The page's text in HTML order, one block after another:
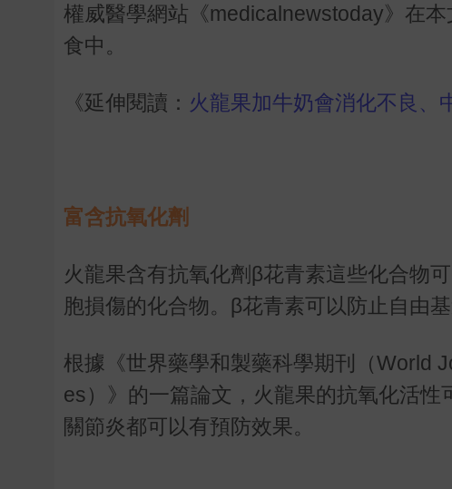
權威醫學網站《medicalnewstoday》在
食中。
《延伸閱讀： 火龍果加牛奶會消化不良
富含抗氧化劑
火龍果含有抗氧化劑β花青素這些化合物
胞損傷的化合物。β花青素可以防止自由
根據《世界藥學和製藥科學期刊（World
es）》的一篇論文，火龍果的抗氧化活
關節炎都可以有預防效果。